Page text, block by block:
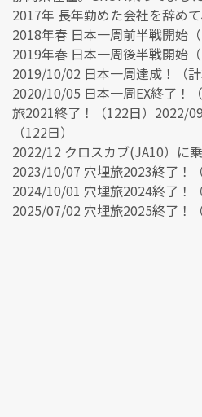
2017年 長年勤めた会社を辞めて
2018年春 日本一周前半戦開始（
2019年春 日本一周後半戦開始（
2019/10/02 日本一周達成！（計
2020/10/05 日本一周EX終了！
旅2021終了！（122日）2022/
（122日）
2022/12 クロスカブ(JA10）に乗
2023/10/07 穴埋旅2023終了！（
2024/10/01 穴埋旅2024終了！（
2025/07/02 穴埋旅2025終了！（